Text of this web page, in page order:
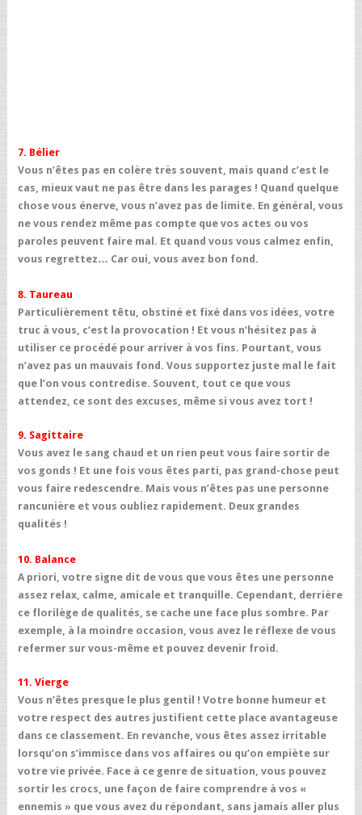
7. Bélier
Vous n’êtes pas en colère très souvent, mais quand c’est le
cas, mieux vaut ne pas être dans les parages ! Quand quelque
chose vous énerve, vous n’avez pas de limite. En général, vous
ne vous rendez même pas compte que vos actes ou vos
paroles peuvent faire mal. Et quand vous vous calmez enfin,
vous regrettez… Car oui, vous avez bon fond.
8. Taureau
Particulièrement têtu, obstiné et fixé dans vos idées, votre
truc à vous, c’est la provocation ! Et vous n’hésitez pas à
utiliser ce procédé pour arriver à vos fins. Pourtant, vous
n’avez pas un mauvais fond. Vous supportez juste mal le fait
que l’on vous contredise. Souvent, tout ce que vous
attendez, ce sont des excuses, même si vous avez tort !
9. Sagittaire
Vous avez le sang chaud et un rien peut vous faire sortir de
vos gonds ! Et une fois vous êtes parti, pas grand-chose peut
vous faire redescendre. Mais vous n’êtes pas une personne
rancunière et vous oubliez rapidement. Deux grandes
qualités !
10. Balance
A priori, votre signe dit de vous que vous êtes une personne
assez relax, calme, amicale et tranquille. Cependant, derrière
ce florilège de qualités, se cache une face plus sombre. Par
exemple, à la moindre occasion, vous avez le réflexe de vous
refermer sur vous-même et pouvez devenir froid.
11. Vierge
Vous n’êtes presque le plus gentil ! Votre bonne humeur et
votre respect des autres justifient cette place avantageuse
dans ce classement. En revanche, vous êtes assez irritable
lorsqu’on s’immisce dans vos affaires ou qu’on empiète sur
votre vie privée. Face à ce genre de situation, vous pouvez
sortir les crocs, une façon de faire comprendre à vos «
ennemis » que vous avez du répondant, sans jamais aller plus